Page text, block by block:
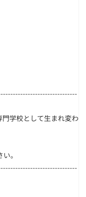
-----------------------
学校として生まれ変わ
。
-----------------------